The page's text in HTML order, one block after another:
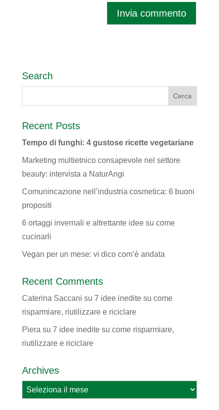
Search
Recent Posts
Tempo di funghi: 4 gustose ricette vegetariane
Marketing multietnico consapevole nel settore
beauty: intervista a NaturAngi
Comunincazione nell’industria cosmetica: 6 buoni
propositi
6 ortaggi invernali e altrettante idee su come
cucinarli
Vegan per un mese: vi dico com’è andata
Recent Comments
Caterina Saccani su 7 idee inedite su come
risparmiare, riutilizzare e riciclare
Piera su 7 idee inedite su come risparmiare,
riutilizzare e riciclare
Archives
Archives